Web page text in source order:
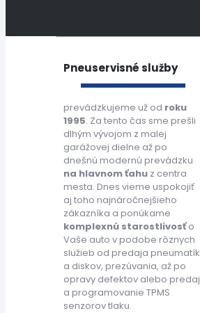
Pneuservisné služby
prevádzkujeme už od roku
1995. Za tento čas sme prešli
dlhým vývojom z malej
garážovej dielne až po
dnešnú modernú prevádzku
na hlavnom ťahu z centra
mesta. Dnes vieme uspokojiť
aj toho najnáročnejšieho
zákazníka a ponúkame
komplexnú starostlivosťo
Vaše auto v podobe rôznych
služieb od predaja pneumatík
a diskov, prezúvania, až po
opravy defektov alebo predaj
a programovanie TPMS
senzorov tlaku.